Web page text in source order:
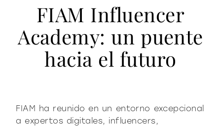
FIAM Influencer
Academy: un puente
hacia el futuro
FIAM ha reunido en un entorno excepcional
a expertos digitales, influencers,